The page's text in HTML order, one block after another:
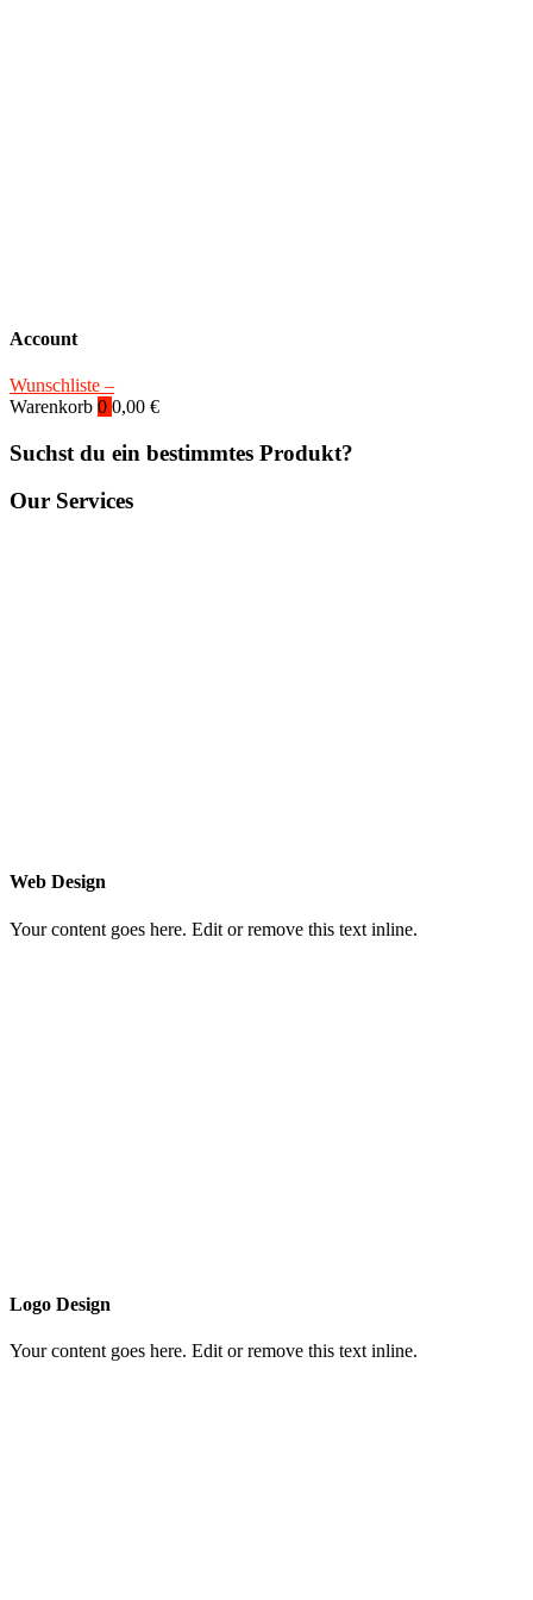
Account
Wunschliste –
Warenkorb 0 0,00 €
Suchst du ein bestimmtes Produkt?
Our Services
Web Design
Your content goes here. Edit or remove this text inline.
Logo Design
Your content goes here. Edit or remove this text inline.